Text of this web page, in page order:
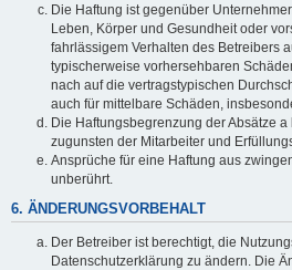
Die Haftung ist gegenüber
Leben, Körper und Gesundheit oder
fahrlässigem Verhalten des Betreibers
typischerweise vorhersehbaren
nach auf die vertragstypischen
auch für mittelbare Schäden,
Die Haftungsbegrenzung der Absätze
zugunsten der Mitarbeiter und
Ansprüche für eine Haftung aus
unberührt.
6. ÄNDERUNGSVORBEHALT
Der Betreiber ist berechtigt, die
Datenschutzerklärung zu ändern. Die